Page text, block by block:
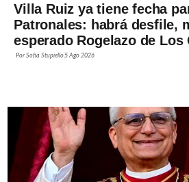
Villa Ruiz ya tiene fecha
Patronales: habrá desfile,
esperado Rogelazo de Los
PorSofía Stupiello5 Ago 2026